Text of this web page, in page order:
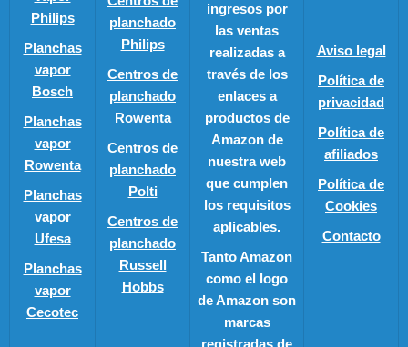
Philips
Planchas
vapor
Bosch
Planchas
vapor
Rowenta
Planchas
vapor
Ufesa
Planchas
vapor
Cecotec
planchado
Philips
Centros de
planchado
Rowenta
Centros de
planchado
Polti
Centros de
planchado
Russell
Hobbs
ingresos por
las ventas
realizadas a
través de los
enlaces a
productos de
Amazon de
nuestra web
que cumplen
los requisitos
aplicables.
Tanto Amazon
como el logo
de Amazon son
marcas
Aviso legal
Política de
privacidad
Política de
afiliados
Política de
Cookies
Contacto